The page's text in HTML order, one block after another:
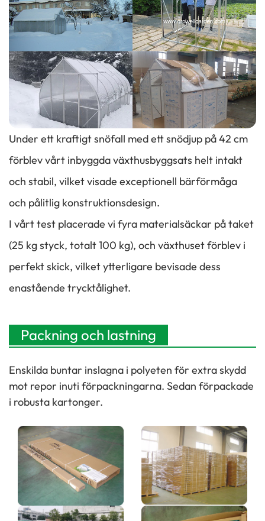
Under ett kraftigt snöfall med ett snödjup på 42 cm
förblev vårt inbyggda växthusbyggsats helt intakt
och stabil, vilket visade exceptionell bärförmåga
och pålitlig konstruktionsdesign.
I vårt test placerade vi fyra materialsäckar på taket
(25 kg styck, totalt 100 kg), och växthuset förblev i
perfekt skick, vilket ytterligare bevisade dess
enastående trycktålighet.
Packning och lastning
Enskilda buntar inslagna i polyeten för extra skydd
mot repor inuti förpackningarna. Sedan förpackade
i robusta kartonger.